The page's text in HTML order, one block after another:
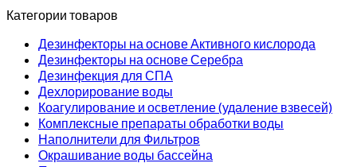
Категории товаров
Дезинфекторы на основе Активного кислорода
Дезинфекторы на основе Серебра
Дезинфекция для СПА
Дехлорирование воды
Коагулирование и осветление (удаление взвесей)
Комплексные препараты обработки воды
Наполнители для Фильтров
Окрашивание воды бассейна